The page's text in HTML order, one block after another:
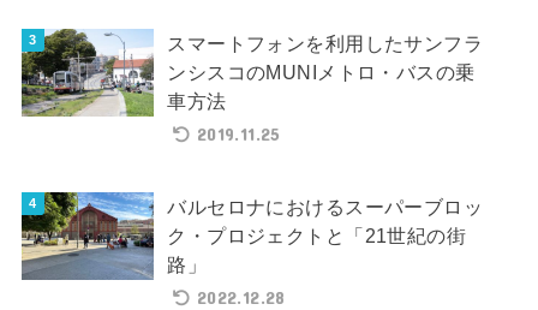
スマートフォンを利用したサンフラ
ンシスコのMUNIメトロ・バスの乗
車方法
2019.11.25
バルセロナにおけるスーパーブロッ
ク・プロジェクトと「21世紀の街
路」
2022.12.28